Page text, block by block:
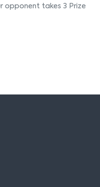
opponent takes 3 Prize